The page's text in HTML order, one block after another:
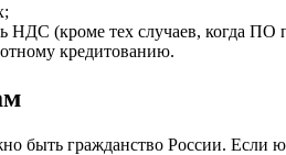
НДС (кроме тех случаев, когда
кредитованию.
быть гражданство России. Если